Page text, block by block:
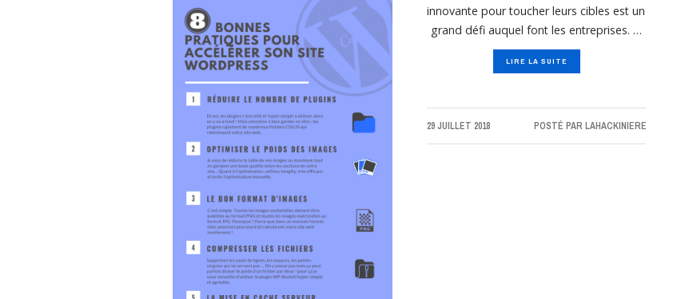
innovante pour toucher leurs cibles est un
grand défi auquel font les entreprises. …
LIRE LA SUITE
29 JUILLET 2018 POSTÉ PAR LAHACKINIERE